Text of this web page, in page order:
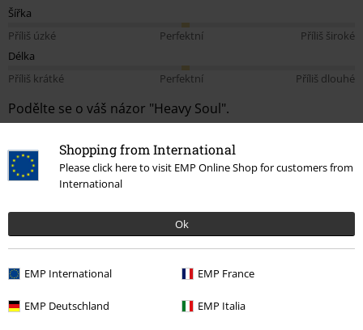
Shopping from International
Please click here to visit EMP Online Shop for customers from
International
Ok
EMP International EMP France
EMP Deutschland EMP Italia
Šířka
Příliš úzké
Perfektní
Příliš široké
Délka
Příliš krátké
Perfektní Příliš dlouhé
Podělte se o váš názor "Heavy Soul".
How do reviews work?
Třídit podle
Datum Nápomocný
Publikováno: Sobota, 29.04.2023